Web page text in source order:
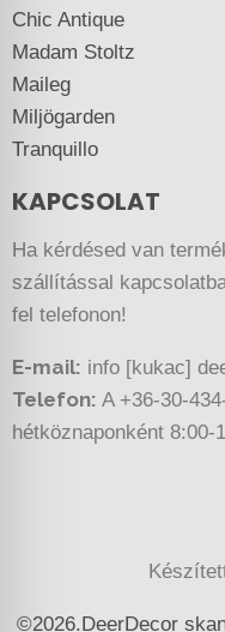
Chic Antique
Madam Stoltz
Maileg
Miljögarden
Tranquillo
KAPCSOLAT
Ha kérdésed van
szállítással
fel telefonon!
E-mail: info [kukac]
Telefon: A +36-30-
hétköznaponként
©2026.DeerDecor